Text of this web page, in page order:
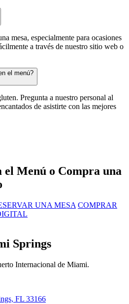
mesa, especialmente para ocasiones
a través de nuestro sitio web o
el menú?
Pregunta a nuestro personal al
de asistirte con las mejores
el Menú o Compra una
UNA MESA COMPRAR
Springs
Internacional de Miami.
FL 33166